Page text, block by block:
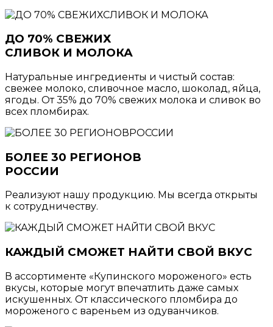
ДО 70% СВЕЖИХ
СЛИВОК И МОЛОКА
Натуральные ингредиенты и чистый состав:
свежее молоко, сливочное масло, шоколад, яйца,
ягоды. От 35% до 70% свежих молока и сливок во
всех пломбирах.
БОЛЕЕ 30 РЕГИОНОВ
РОССИИ
Реализуют нашу продукцию. Мы всегда открыты
к сотрудничеству.
КАЖДЫЙ СМОЖЕТ НАЙТИ СВОЙ ВКУС
В ассортименте «Купинского мороженого» есть
вкусы, которые могут впечатлить даже самых
искушенных. От классического пломбира до
мороженого с вареньем из одуванчиков.